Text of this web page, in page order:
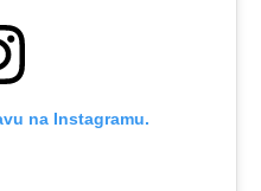
na Instagramu.